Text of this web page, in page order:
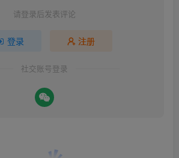
请登录后发表评论
登录 注册
社交账号登录